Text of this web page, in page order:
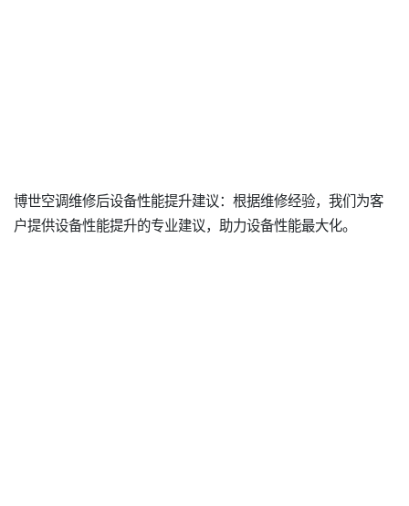
博世空调维修后设备性能提升建议：根据维修经验，我们为客
户提供设备性能提升的专业建议，助力设备性能最大化。